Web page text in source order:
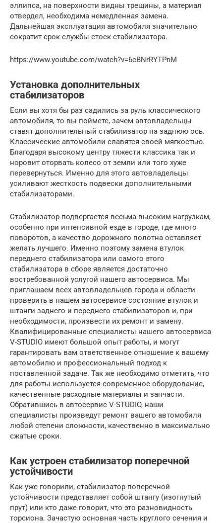
эллипса, на поверхности видны трещины, а материал
отвердел, необходима немедленная замена.
Дальнейшая эксплуатация автомобиля значительно
сократит срок службы стоек стабилизатора.
https://www.youtube.com/watch?v=6cBNrRYTPnM
Установка дополнительных
стабилизаторов
Если вы хотя бы раз садились за руль классического
автомобиля, то вы поймете, зачем автовладельцы
ставят дополнительный стабилизатор на заднюю ось.
Классические автомобили славятся своей мягкостью.
Благодаря высокому центру тяжести классика так и
норовит оторвать колесо от земли или того хуже
перевернуться. Именно для этого автовладельцы
усиливают жесткость подвески дополнительными
стабилизаторами.
Стабилизатор подвергается весьма высоким нагрузкам,
особенно при интенсивной езде в городе, где много
поворотов, а качество дорожного полотна оставляет
желать лучшего. Именно поэтому замена втулок
переднего стабилизатора или самого этого
стабилизатора в сборе является достаточно
востребованной услугой нашего автосервиса. Мы
приглашаем всех автовладельцев города и области
проверить в нашем автосервисе состояние втулок и
штанги заднего и переднего стабилизаторов и, при
необходимости, произвести их ремонт и замену.
Квалифицированные специалисты нашего автосервиса
V-STUDIO имеют большой опыт работы, и могут
гарантировать вам ответственное отношение к вашему
автомобилю и профессиональный подход к
поставленной задаче. Так же необходимо отметить, что
для работы используется современное оборудование,
качественные расходные материалы и запчасти.
Обратившись в автосервис V-STUDIO, наши
специалисты произведут ремонт вашего автомобиля
любой степени сложности, качественно в максимально
сжатые сроки.
Как устроен стабилизатор поперечной
устойчивости
Как уже говорили, стабилизатор поперечной
устойчивости представляет собой штангу (изогнутый
прут) или кто даже говорит, что это разновидность
торсиона. Зачастую основная часть круглого сечения и